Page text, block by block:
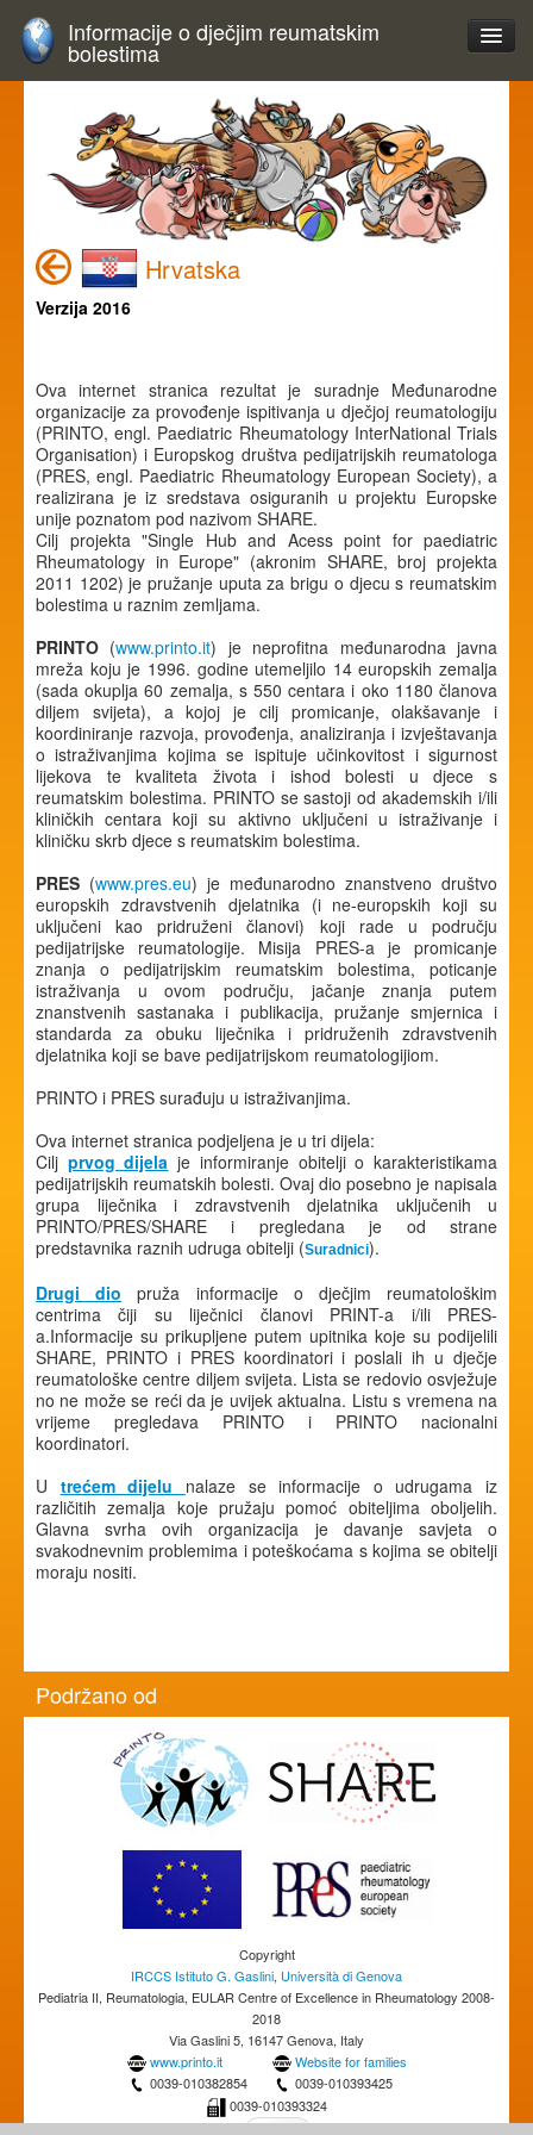
Informacije o dječjim reumatskim
bolestima
Hrvatska
Verzija 2016
Ova internet stranica rezultat je suradnje Međunarodne
organizacije za provođenje ispitivanja u dječjoj reumatologiju
(PRINTO, engl. Paediatric Rheumatology InterNational Trials
Organisation) i Europskog društva pedijatrijskih reumatologa
(PRES, engl. Paediatric Rheumatology European Society), a
realizirana je iz sredstava osiguranih u projektu Europske
unije poznatom pod nazivom SHARE.
Cilj projekta "Single Hub and Acess point for paediatric
Rheumatology in Europe" (akronim SHARE, broj projekta
2011 1202) je pružanje uputa za brigu o djecu s reumatskim
bolestima u raznim zemljama.
PRINTO (www.printo.it) je neprofitna međunarodna javna
mreža koju je 1996. godine utemeljilo 14 europskih zemalja
(sada okuplja 60 zemalja, s 550 centara i oko 1180 članova
diljem svijeta), a kojoj je cilj promicanje, olakšavanje i
koordiniranje razvoja, provođenja, analiziranja i izvještavanja
o istraživanjima kojima se ispituje učinkovitost i sigurnost
lijekova te kvaliteta života i ishod bolesti u djece s
reumatskim bolestima. PRINTO se sastoji od akademskih i/ili
kliničkih centara koji su aktivno uključeni u istraživanje i
kliničku skrb djece s reumatskim bolestima.
PRES (www.pres.eu) je međunarodno znanstveno društvo
europskih zdravstvenih djelatnika (i ne-europskih koji su
uključeni kao pridruženi članovi) koji rade u području
pedijatrijske reumatologije. Misija PRES-a je promicanje
znanja o pedijatrijskim reumatskim bolestima, poticanje
istraživanja u ovom području, jačanje znanja putem
znanstvenih sastanaka i publikacija, pružanje smjernica i
standarda za obuku liječnika i pridruženih zdravstvenih
djelatnika koji se bave pedijatrijskom reumatologijiom.
PRINTO i PRES surađuju u istraživanjima.
Ova internet stranica podjeljena je u tri dijela:
Cilj prvog dijela je informiranje obitelji o karakteristikama
pedijatrijskih reumatskih bolesti. Ovaj dio posebno je napisala
grupa liječnika i zdravstvenih djelatnika uključenih u
PRINTO/PRES/SHARE i pregledana je od strane
predstavnika raznih udruga obitelji (Suradnici).
Drugi dio pruža informacije o dječjim reumatološkim
centrima čiji su liječnici članovi PRINT-a i/ili PRES-
a.Informacije su prikupljene putem upitnika koje su podijelili
SHARE, PRINTO i PRES koordinatori i poslali ih u dječje
reumatološke centre diljem svijeta. Lista se redovio osvježuje
no ne može se reći da je uvijek aktualna. Listu s vremena na
vrijeme pregledava PRINTO i PRINTO nacionalni
koordinatori.
U trećem dijelu nalaze se informacije o udrugama iz
različitih zemalja koje pružaju pomoć obiteljima oboljelih.
Glavna svrha ovih organizacija je davanje savjeta o
svakodnevnim problemima i poteškoćama s kojima se obitelji
moraju nositi.
Podržano od
Copyright
IRCCS Istituto G. Gaslini, Università di Genova
Pediatria II, Reumatologia, EULAR Centre of Excellence in Rheumatology 2008-
2018
Via Gaslini 5, 16147 Genova, Italy
www.printo.it
Website for families
0039-010382854
0039-010393425
0039-010393324